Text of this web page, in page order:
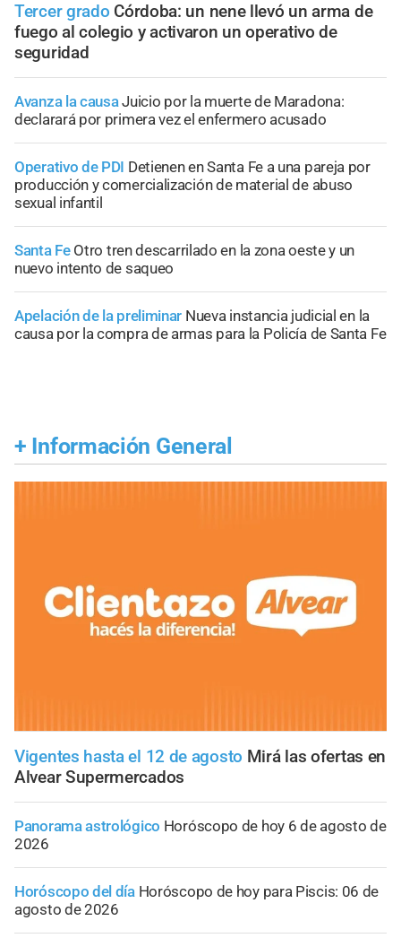
Tercer grado Córdoba: un nene llevó un arma de
fuego al colegio y activaron un operativo de
seguridad
Avanza la causaJuicio por la muerte de Maradona:
declarará por primera vez el enfermero acusado
Operativo de PDI Detienen en Santa Fe a una pareja por
producción y comercialización de material de abuso
sexual infantil
Santa Fe Otro tren descarrilado en la zona oeste y un
nuevo intento de saqueo
Apelación de la preliminar Nueva instancia judicial en la
causa por la compra de armas para la Policía de Santa Fe
+ Información General
Vigentes hasta el 12 de agosto Mirá las ofertas en
Alvear Supermercados
Panorama astrológico Horóscopo de hoy 6 de agosto de
2026
Horóscopo del día Horóscopo de hoy para Piscis: 06 de
agosto de 2026